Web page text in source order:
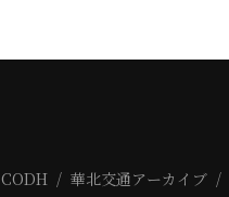
CODH 華北交通アーカイブ